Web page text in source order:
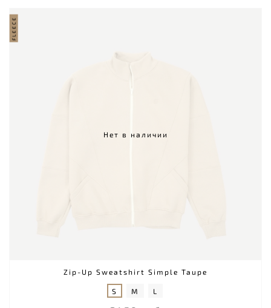
Нет в наличии
FLEECE
Zip-Up Sweatshirt Simple Taupe
S M L